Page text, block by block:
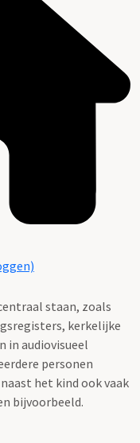
staan, zoals
kerkelijke
in audiovisueel
personen
het kind ook vaak
bijvoorbeeld.